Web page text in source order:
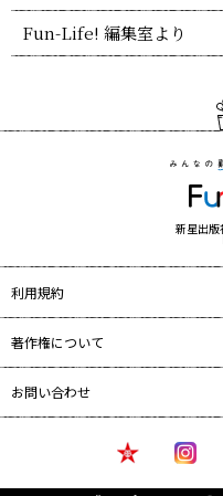
Fun-Life! 編集室より
新星出版
利用規約
著作権について
お問い合わせ